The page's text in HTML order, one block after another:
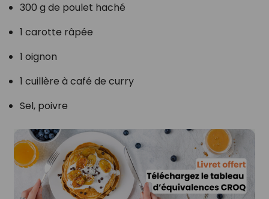
300 g de poulet haché
1 carotte râpée
1 oignon
1 cuillère à café de curry
Sel, poivre